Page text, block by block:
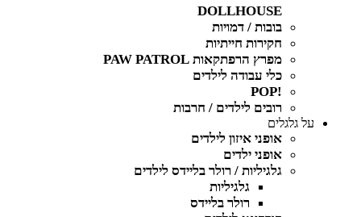
DOLLHOUSE
בובות / דמויות
חקירות חייתיות
מפרץ הרפתקאות PAW PATROL
כלי עבודה לילדים
!POP
רובים לילדים / חרבות
על גלגלים
אופני איזון לילדים
אופני ילדים
גלגיליות / רולר בליידס לילדים
גלגיליות
רולר בליידס